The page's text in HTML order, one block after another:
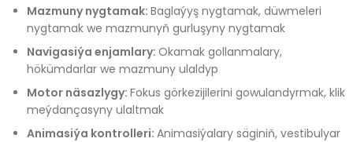
Mazmuny nygtamak: Baglaýyş nygtamak, düwmeleri
nygtamak we mazmunyň gurluşyny nygtamak
Navigasiýa enjamlary: Okamak gollanmalary,
hökümdarlar we mazmuny ulaldyp
Motor näsazlygy: Fokus görkezijilerini gowulandyrmak, klik
meýdançasyny ulaltmak
Animasiýa kontrolleri: Animasiýalary säginiň, vestibulyar